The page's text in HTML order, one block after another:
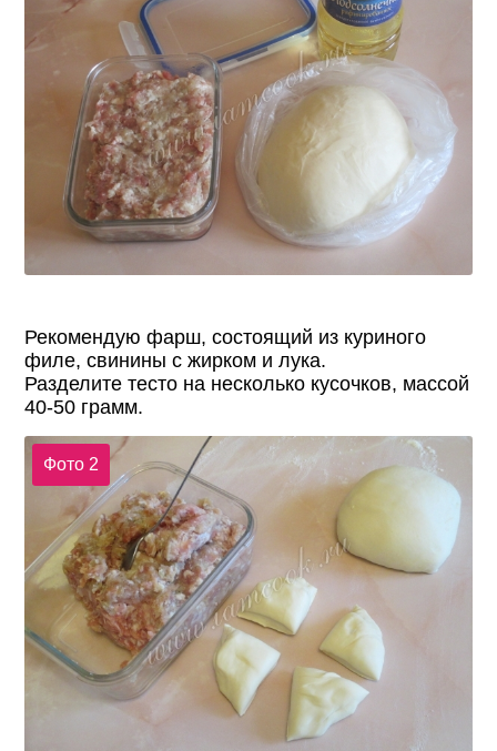
Рекомендую фарш, состоящий из куриного
филе, свинины с жирком и лука.
Разделите тесто на несколько кусочков, массой
40-50 грамм.
Фото 2